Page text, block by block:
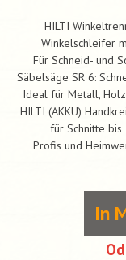
HILTI
Winkelschleifer
Für Schneid- und
Säbelsäge SR 6:
Ideal für Metall,
HILTI (AKKU)
für Schnitte
Profis und
In